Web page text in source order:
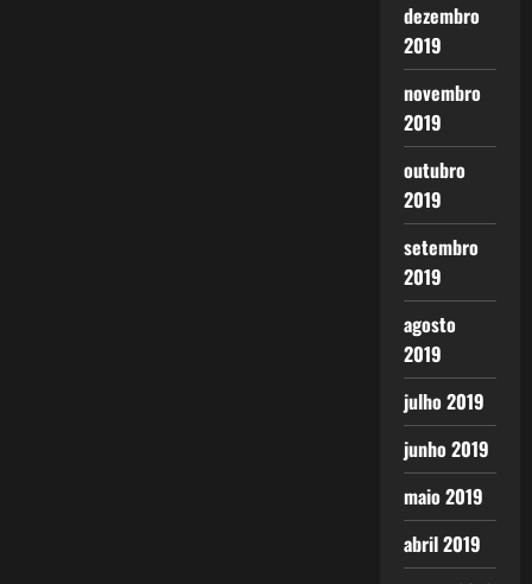
dezembro
2019
novembro
2019
outubro
2019
setembro
2019
agosto
2019
julho 2019
junho 2019
maio 2019
abril 2019